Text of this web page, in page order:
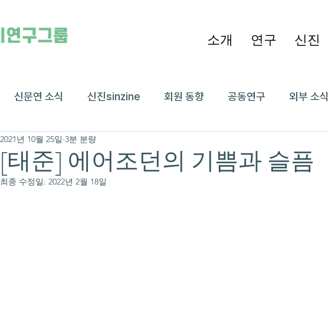
소개 연구 신진
신문연 소식 신진sinzine 회원 동향 공동연구 외부 소식
[태준] 에어조던의 기쁨과 슬픔
2021년 10월 25일 3분 분량
최종 수정일: 2022년 2월 18일